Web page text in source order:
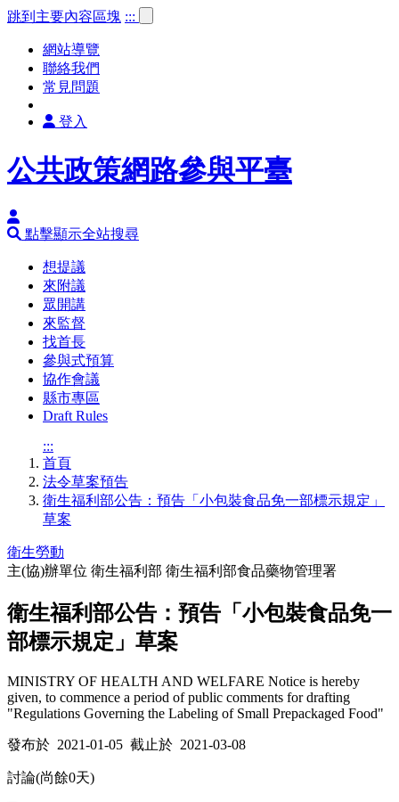
跳到主要內容區塊 :::
網站導覽
聯絡我們
常見問題
登入
公共政策網路參與平臺
點擊顯示全站搜尋
想提議
來附議
眾開講
來監督
找首長
參與式預算
協作會議
縣市專區
Draft Rules
:::
首頁
法令草案預告
衛生福利部公告：預告「小包裝食品免一部標示規定」
草案
衛生勞動
主(協)辦單位 衛生福利部 衛生福利部食品藥物管理署
衛生福利部公告：預告「小包裝食品免一
部標示規定」草案
MINISTRY OF HEALTH AND WELFARE Notice is hereby
given, to commence a period of public comments for drafting
"Regulations Governing the Labeling of Small Prepackaged Food"
發布於 2021-01-05 截止於 2021-03-08
討論(尚餘0天)